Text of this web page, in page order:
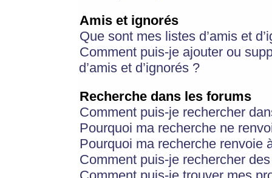
Amis et ignorés
Que sont mes listes d’amis et
Comment puis-je ajouter ou
d’amis et d’ignorés ?
Recherche dans les forums
Comment puis-je rechercher
Pourquoi ma recherche ne
Pourquoi ma recherche renvoie
Comment puis-je rechercher